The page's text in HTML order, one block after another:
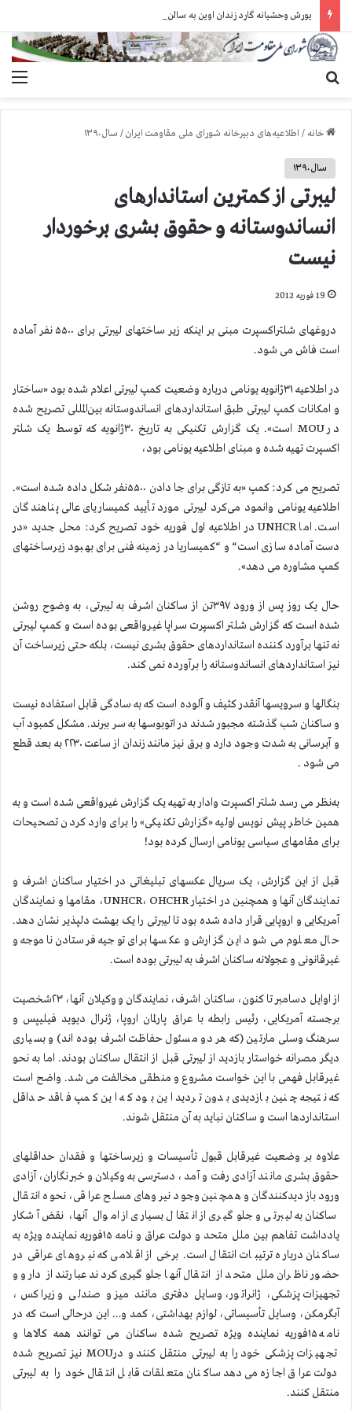
یورش وحشیانه گارد زندان اوین به سالن ۵ بند ۷ و ضرب و شتم زندانیان
خانه / اطلاعیه‌های دبیرخانه شورای ملی مقاومت ایران/ سال ۱۳۹۰
سال ۱۳۹۰
لیبرتی از کمترین استاندارهای
انساندوستانه و حقوق بشری برخوردار
نیست
19 فوریه 2012
دروغهای شلتراکسپرت مبنی بر اینکه زیر ساختهای لیبرتی برای ۵۵۰۰ نفر آماده
است فاش می شود.
در اطلاعیه ۳۱ژانویه یونامی درباره وضعیت کمپ لیبرتی اعلام شده بود «ساختار
و امکانات کمپ لیبرتی طبق استانداردهای انساندوستانه بین‌المللی تصریح شده
در MOU است». یک گزارش تکنیکی به تاریخ ۳۰ژانویه که توسط یک شلتر
اکسپرت تهیه شده و مبنای اطلاعیه یونامی بود،
تصریح می کرد: کمپ «به تازگی برای جا دادن ۵۵۰۰نفر شکل داده شده است».
اطلاعیه یونامی وانمود می‌کرد لیبرتی مورد تأیید کمیساریای عالی پناهندگان
است. اما UNHCR در اطلاعیه اول فوریه خود تصریح کرد: محل جدید «در
دست آماده سازی است“ و “کمیساریا در زمینه فنی برای بهبود زیرساختهای
کمپ مشاوره می دهد».
حال یک روز پس از ورود ۳۹۷تن از ساکنان اشرف به لیبرتی، به وضوح روشن
شده است که گزارش شلتر اکسپرت سراپا غیرواقعی بوده است و کمپ لیبرتی
نه تنها برآورد کننده استانداردهای حقوق بشری نیست، بلکه حتی زیرساخت آن
نیز استانداردهای انساندوستانه را برآورده نمی کند.
بنگالها و سرویسها آنقدر کثیف و آلوده است که به سادگی قابل استفاده نیست
و ساکنان شب گذشته مجبور شدند در اتوبوسها به سر ببرند. مشکل کمبود آب
و آبرسانی به شدت وجود دارد و برق نیز مانند زندان از ساعت ۲۲۳۰ به بعد قطع
می شود .
به‌نظر می رسد شلتر اکسپرت وادار به تهیه یک گزارش غیرواقعی شده است و به
همین خاطر پیش نویس اولیه «گزارش تکنیکی» را برای وارد کردن تصحیحات
برای مقامهای سیاسی یونامی ارسال کرده بود!
قبل از این گزارش، یک سریال عکسهای تبلیغاتی در اختیار ساکنان اشرف و
نمایندگان آنها و همچنین در اختیار UNHCR، OHCHR، مقامها و نمایندگان
آمریکایی و اروپایی قرار داده شده بود تا لیبرتی را یک بهشت دلپذیر نشان دهد.
حال معلوم می شود این گزارش و عکسها برای توجیه فرستادن ناموجه و
غیرقانونی و عجولانه ساکنان اشرف به لیبرتی بوده است.
از اوایل دسامبر تا کنون، ساکنان اشرف، نمایندگان و وکیلان آنها، ۲۳شخصیت
برجسته آمریکایی، رئیس رابطه با عراق پارلمان اروپا، ژنرال دیوید فیلیپس و
سرهنگ وسلی مارتین (که هر دو مسئول حفاظت اشرف بوده اند) و بسیاری
دیگر مصرانه خواستار بازدید از لیبرتی قبل از انتقال ساکنان بودند. اما به نحو
غیرقابل فهمی با این خواست مشروع و منطقی مخالفت می شد. واضح است
که نتیجه چنین بازدیدی بدون تردید این بود که این کمپ فاقد حداقل
استانداردها است و ساکنان نباید به آن منتقل شوند.
علاوه بر وضعیت غیرقابل قبول تأسیسات و زیرساختها و فقدان حداقلهای
حقوق بشری مانند آزادی رفت و آمد، دسترسی به وکیلان و خبرنگاران، آزادی
ورود بازدیدکنندگان و همچنین وجود نیروهای مسلح عراقی، نحوه انتقال
ساکنان به لیبرتی و جلوگیری از انتقال بسیاری از اموال آنها، نقض آشکار
یادداشت تفاهم بین ملل متحد و دولت عراق و نامه ۱۵فوریه نماینده ویژه به
ساکنان درباره ترتیبات انتقال است. برخی از اقلامی که نیروهای عراقی در
حضور ناظران ملل متحد از انتقال آنها جلوگیری کردند عبارتند از دارو و
تجهیزات پزشکی، ژانراتور، وسایل دفتری مانند میز و صندلی و زیراکس،
آبگرمکن، وسایل تأسیساتی، لوازم بهداشتی، کمد و… این درحالی است که در
نامه ۱۵فوریه نماینده ویژه تصریح شده ساکنان می توانند همه کالاها و
تجهیزات پزشکی خود را به لیبرتی منتقل کنند و درMOU نیز تصریح شده
دولت عراق اجازه می‌دهد ساکنان متعلقات قابل انتقال خود را به لیبرتی
منتقل کنند.